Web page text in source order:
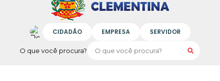
O que você procura?
CIDADÃO EMPRESA SERVIDOR